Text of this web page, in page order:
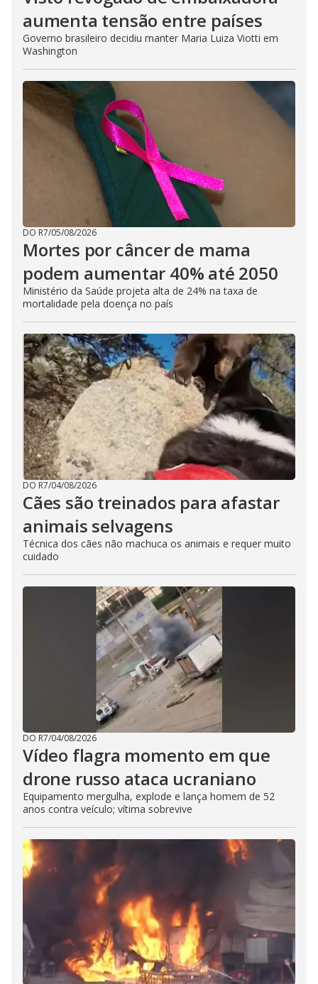
aumenta tensão entre países
Governo brasileiro decidiu manter Maria Luiza Viotti em
Washington
DO R7/05/08/2026
Mortes por câncer de mama
podem aumentar 40% até 2050
Ministério da Saúde projeta alta de 24% na taxa de
mortalidade pela doença no país
DO R7/04/08/2026
Cães são treinados para afastar
animais selvagens
Técnica dos cães não machuca os animais e requer muito
cuidado
DO R7/04/08/2026
Vídeo flagra momento em que
drone russo ataca ucraniano
Equipamento mergulha, explode e lança homem de 52
anos contra veículo; vítima sobrevive